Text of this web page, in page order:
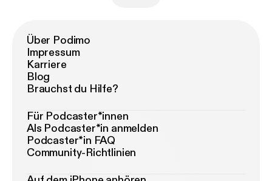
Über Podimo
Impressum
Karriere
Blog
Brauchst du Hilfe?
Für Podcaster*innen
Als Podcaster*in anmelden
Podcaster*in FAQ
Community-Richtlinien